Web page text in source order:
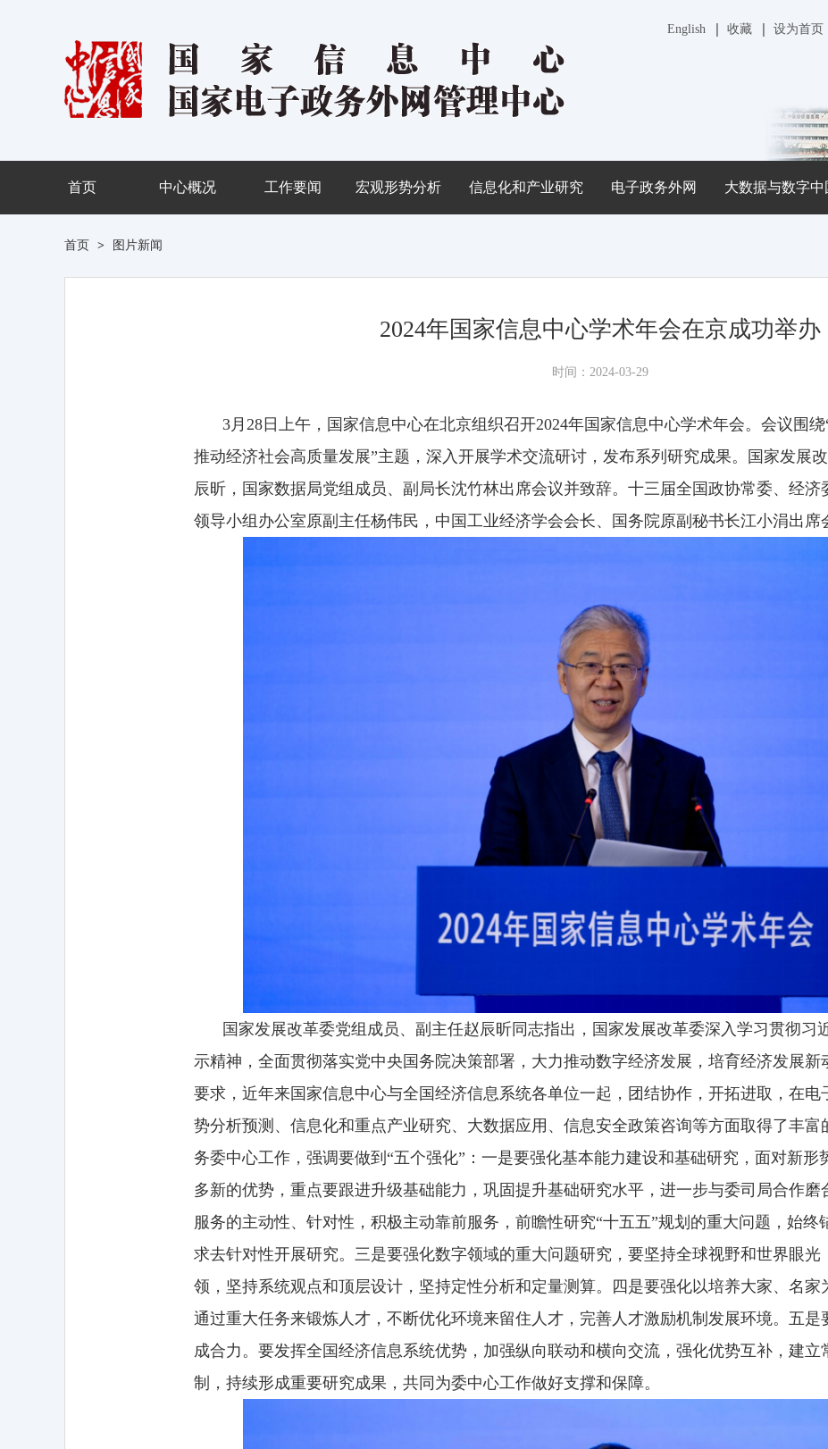
English 收藏 设为首页
首页 中心概况 工作要闻 宏观形势分析 信息化和产业研究 电子政务外网 大数据与数字中
首页 > 图片新闻
2024年国家信息中心学术年会在京成功举办
时间：2024-03-29
3月28日上午，国家信息中心在北京组织召开2024年国家信息中心学术年会。会议围
推动经济社会高质量发展”主题，深入开展学术交流研讨，发布系列研究成果。国家发展
辰昕，国家数据局党组成员、副局长沈竹林出席会议并致辞。十三届全国政协常委、经
领导小组办公室原副主任杨伟民，中国工业经济学会会长、国务院原副秘书长江小涓出席
国家发展改革委党组成员、副主任赵辰昕同志指出，国家发展改革委深入学习贯彻习
示精神，全面贯彻落实党中央国务院决策部署，大力推动数字经济发展，培育经济发展新
要求，近年来国家信息中心与全国经济信息系统各单位一起，团结协作，开拓进取，在电
势分析预测、信息化和重点产业研究、大数据应用、信息安全政策咨询等方面取得了丰富
务委中心工作，强调要做到“五个强化”：一是要强化基本能力建设和基础研究，面对新形
多新的优势，重点要跟进升级基础能力，巩固提升基础研究水平，进一步与委司局合作
服务的主动性、针对性，积极主动靠前服务，前瞻性研究“十五五”规划的重大问题，始终
求去针对性开展研究。三是要强化数字领域的重大问题研究，要坚持全球视野和世界眼光
领，坚持系统观点和顶层设计，坚持定性分析和定量测算。四是要强化以培养大家、名家
通过重大任务来锻炼人才，不断优化环境来留住人才，完善人才激励机制发展环境。五是
成合力。要发挥全国经济信息系统优势，加强纵向联动和横向交流，强化优势互补，建立
制，持续形成重要研究成果，共同为委中心工作做好支撑和保障。